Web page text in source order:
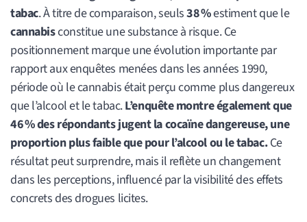
tabac. À titre de comparaison, seuls38 %estiment que le
cannabisconstitue une substance à risque. Ce
positionnement marque une évolution importante par
rapport aux enquêtes menées dans les années 1990,
période où le cannabis était perçu comme plus dangereux
que l’alcool et le tabac.L’enquête montre également que
46 % des répondants jugent la cocaïne dangereuse, une
proportion plus faible que pour l’alcool ou le tabac.Ce
résultat peut surprendre, mais il reflète un changement
dans les perceptions, influencé par la visibilité des effets
concrets des drogues licites.